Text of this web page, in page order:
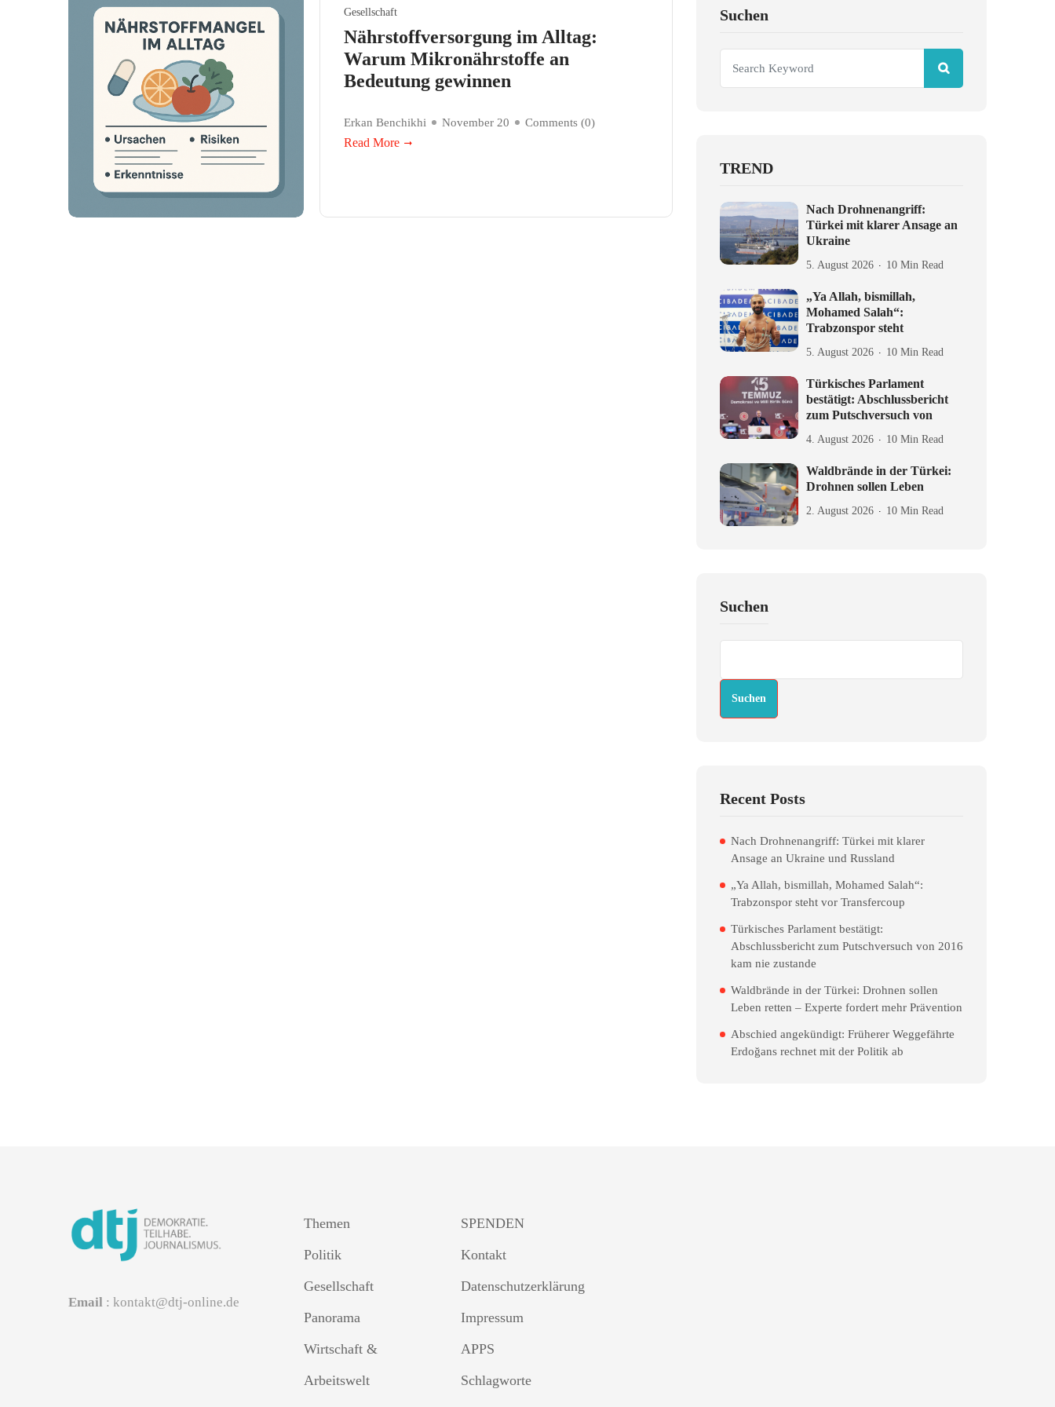
Gesellschaft
Nährstoffversorgung im Alltag:
Warum Mikronährstoffe an
Bedeutung gewinnen
Erkan Benchikhi November 20 Comments (0)
Read More
Suchen
TREND
Nach Drohnenangriff:
Türkei mit klarer Ansage an
Ukraine
5. August 2026 10 Min Read
„Ya Allah, bismillah,
Mohamed Salah“:
Trabzonspor steht
5. August 2026 10 Min Read
Türkisches Parlament
bestätigt: Abschlussbericht
zum Putschversuch von
4. August 2026 10 Min Read
Waldbrände in der Türkei:
Drohnen sollen Leben
2. August 2026 10 Min Read
Suchen
Suchen
Recent Posts
Nach Drohnenangriff: Türkei mit klarer
Ansage an Ukraine und Russland
„Ya Allah, bismillah, Mohamed Salah“:
Trabzonspor steht vor Transfercoup
Türkisches Parlament bestätigt:
Abschlussbericht zum Putschversuch von 2016
kam nie zustande
Waldbrände in der Türkei: Drohnen sollen
Leben retten – Experte fordert mehr Prävention
Abschied angekündigt: Früherer Weggefährte
Erdoğans rechnet mit der Politik ab
Email : kontakt@dtj-online.de
Themen
Politik
Gesellschaft
Panorama
Wirtschaft &
Arbeitswelt
SPENDEN
Kontakt
Datenschutzerklärung
Impressum
APPS
Schlagworte